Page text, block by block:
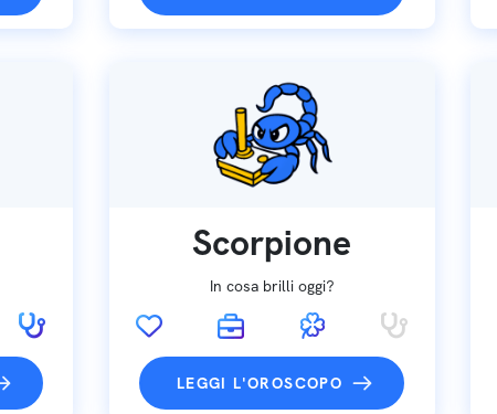
Scorpione
In cosa brilli oggi?
LEGGI L'OROSCOPO